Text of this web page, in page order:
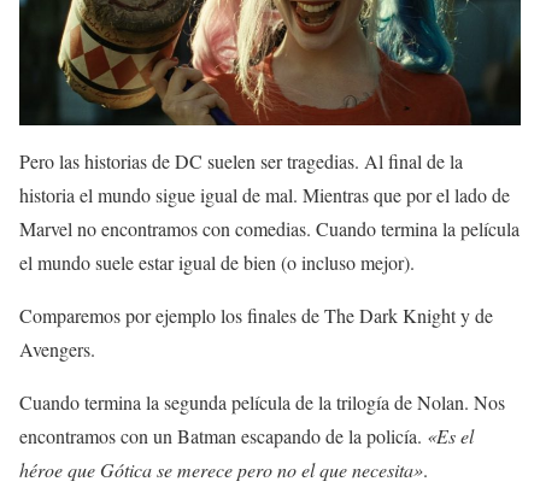
Pero las historias de DC suelen ser tragedias. Al final de la
historia el mundo sigue igual de mal. Mientras que por el lado de
Marvel no encontramos con comedias. Cuando termina la película
el mundo suele estar igual de bien (o incluso mejor).
Comparemos por ejemplo los finales de The Dark Knight y de
Avengers.
Cuando termina la segunda película de la trilogía de Nolan. Nos
encontramos con un Batman escapando de la policía. «Es el
héroe que Gótica se merece pero no el que necesita».